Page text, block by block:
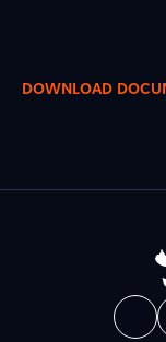
DOWNLOAD